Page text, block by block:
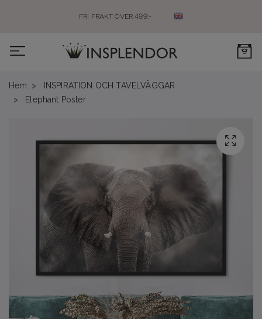
FRI FRAKT ÖVER 499:-
0
Hem
INSPIRATION OCH TAVELVÄGGAR
Elephant Poster